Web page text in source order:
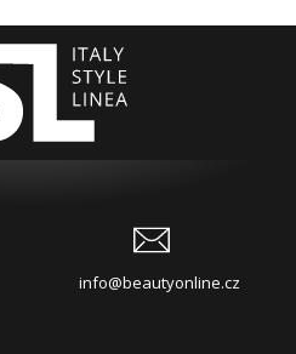
info@beautyonline.cz